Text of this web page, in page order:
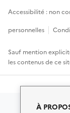
À
Accessibilité : non
personnelles
Sauf mention
les contenus de ce